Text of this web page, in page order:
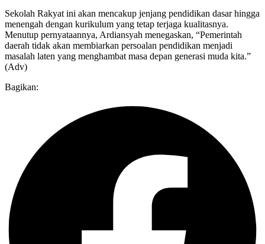
​Sekolah Rakyat ini akan mencakup jenjang pendidikan dasar hingga
menengah dengan kurikulum yang tetap terjaga kualitasnya.
Menutup pernyataannya, Ardiansyah menegaskan, “Pemerintah
daerah tidak akan membiarkan persoalan pendidikan menjadi
masalah laten yang menghambat masa depan generasi muda kita.”
(Adv)
Bagikan: